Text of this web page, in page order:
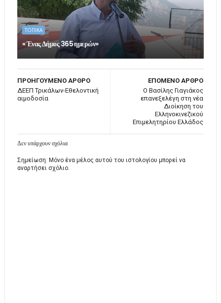
ΤΟΠΙΚΑ
« Ένας Δήμος 365 ημερών»
ΕΠΟΜΕΝΟ ΑΡΘΡΟ
Ο Βασίλης Γιαγιάκος
επανεξελέγη στη νέα
Διοίκηση του
Ελληνοκινεζικού
Επιμελητηρίου Ελλάδος
ΠΡΟΗΓΟΥΜΕΝΟ ΑΡΘΡΟ
ΔΕΕΠ Τρικάλων-Εθελοντική
αιμοδοσία
Δεν υπάρχουν σχόλια
Σημείωση: Μόνο ένα μέλος αυτού του ιστολογίου μπορεί να
αναρτήσει σχόλιο.